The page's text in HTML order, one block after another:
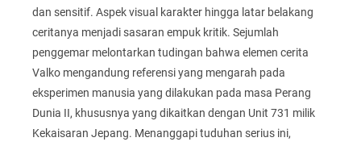
dan sensitif. Aspek visual karakter hingga latar belakang
ceritanya menjadi sasaran empuk kritik. Sejumlah
penggemar melontarkan tudingan bahwa elemen cerita
Valko mengandung referensi yang mengarah pada
eksperimen manusia yang dilakukan pada masa Perang
Dunia II, khususnya yang dikaitkan dengan Unit 731 milik
Kekaisaran Jepang. Menanggapi tuduhan serius ini,